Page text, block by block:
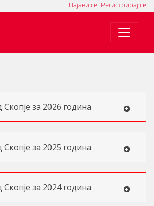
Регистрирај се
|
Најави се
за 2026 година
за 2025 година
за 2024 година